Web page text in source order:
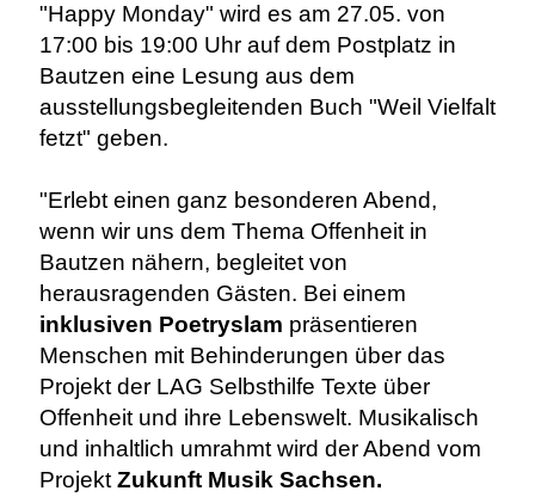
"Happy Monday" wird es am 27.05. von
17:00 bis 19:00 Uhr auf dem Postplatz in
Bautzen eine Lesung aus dem
ausstellungsbegleitenden Buch "Weil Vielfalt
fetzt" geben.
"Erlebt einen ganz besonderen Abend,
wenn wir uns dem Thema Offenheit in
Bautzen nähern, begleitet von
herausragenden Gästen. Bei einem
inklusiven Poetryslam präsentieren
Menschen mit Behinderungen über das
Projekt der LAG Selbsthilfe Texte über
Offenheit und ihre Lebenswelt. Musikalisch
und inhaltlich umrahmt wird der Abend vom
ProjektZukunft Musik Sachsen.